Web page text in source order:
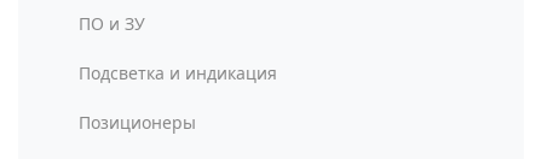
ПО и ЗУ
Подсветка и индикация
Позиционеры